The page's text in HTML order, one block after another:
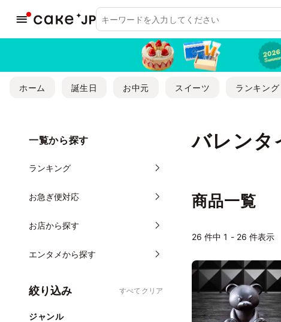
ホーム 誕生日 お中元 スイーツ ランキング
バレンタ
一覧から探す
ランキング
お急ぎ便対応
お店から探す
エンタメから探す
絞り込み すべてクリア
ジャンル
商品一覧
26 件中 1 - 26 件表示